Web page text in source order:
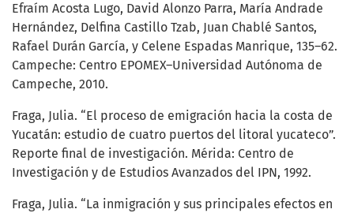
Efraím Acosta Lugo, David Alonzo Parra, María Andrade
Hernández, Delfina Castillo Tzab, Juan Chablé Santos,
Rafael Durán García, y Celene Espadas Manrique, 135–62.
Campeche: Centro EPOMEX–Universidad Autónoma de
Campeche, 2010.
Fraga, Julia. “El proceso de emigración hacia la costa de
Yucatán: estudio de cuatro puertos del litoral yucateco”.
Reporte final de investigación. Mérida: Centro de
Investigación y de Estudios Avanzados del IPN, 1992.
Fraga, Julia. “La inmigración y sus principales efectos en